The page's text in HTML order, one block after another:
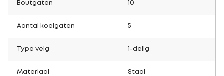
Boutgaten 10
Aantal koelgaten 5
Type velg 1-delig
Materiaal Staal